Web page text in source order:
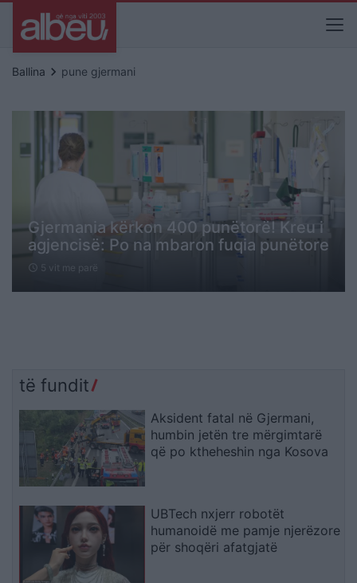
Ballina keyboard_arrow_right pune gjermani
Gjermania kërkon 400 punëtorë! Kreu i
agjencisë: Po na mbaron fuqia punëtore
schedule 5 vit me parë
të fundit
Aksident fatal në Gjermani,
humbin jetën tre mërgimtarë
që po ktheheshin nga Kosova
UBTech nxjerr robotët
humanoidë me pamje njerëzore
për shoqëri afatgjatë